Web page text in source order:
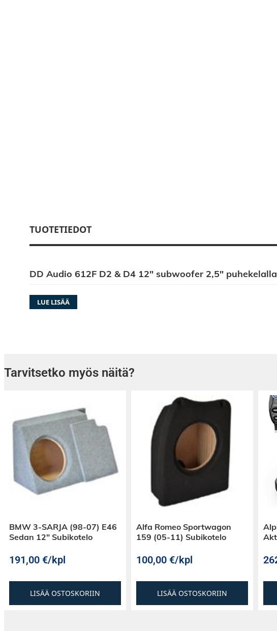
TUOTETIEDOT
DD Audio 612F D2 & D4 12″ subwoofer 2,5″ puhekelalla
″F″-sarjan subwooferit on suunniteltu parantamaan
lämmönsiirtoa merkittävästi. Kaksivaiheinen
alumiinijäähdytyselementti johtaa lämmön pois
osilta yhdessä ″Free Flow Cooling Systemin″ kanssa
huomattavasti paremmin kuin perinteinen
LISÄÄ XMAXia
Vanhaan d-sarjaan verrattuna elementtien top platea ja
puhekelaa on kasvatettu, joiden myötä mallisarja tarjoaa
entistä isomman liikeradan = LISÄÄ BASSOA!
Kasvaneen liikeradan myötä myös elementtien
suunniteltu vastaamaan uusia vaatimuksia. Korkeampi
yläripustus, joka on kiinnitetty kartioon tupla
Monikerroksinen alaripustus takaa elementille
kontrollin, tiukemman basson ja pidemmän
Uutta Redline 600f -sarjaa on saatavana 2x2 tai 2x4
LUE LISÄÄ
Tarvitsetko myös näitä?
BMW 3-SARJA (98-07) E46
Sedan 12″ Subikotelo
191,00 €/kpl
LISÄÄ OSTOSKORIIN
Alfa Romeo Sportwagon
159 (05-11) Subikotelo
100,00 €/kpl
LISÄÄ OSTOSKORIIN